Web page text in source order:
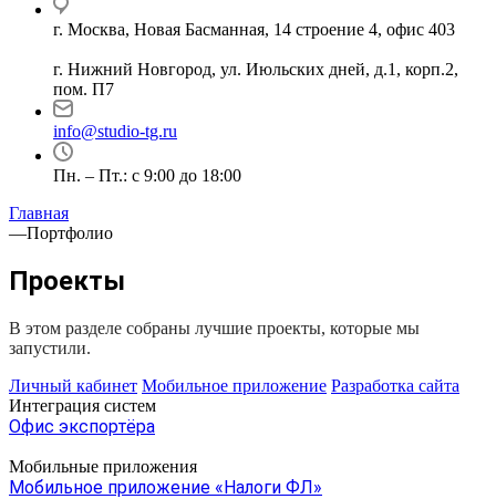
г. Москва, Новая Басманная, 14 строение 4, офис 403
г. Нижний Новгород, ул. Июльских дней, д.1, корп.2,
пом. П7
info@studio-tg.ru
Пн. – Пт.: с 9:00 до 18:00
Главная
—Портфолио
Проекты
В этом разделе собраны лучшие проекты, которые мы
запустили.
Личный кабинет Мобильное приложение Разработка сайта
Интеграция систем
Офис экспортёра
Мобильные приложения
Мобильное приложение «Налоги ФЛ»